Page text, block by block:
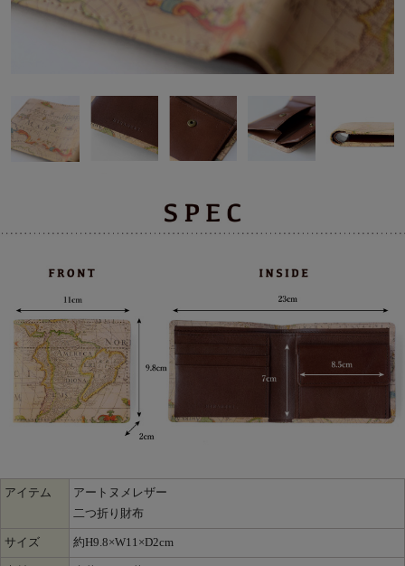
アイテム
アートヌメレザー
二つ折り財布
サイズ 約H9.8×W11×D2cm